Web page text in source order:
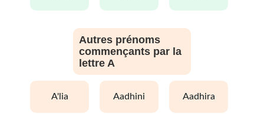
Autres prénoms
commençants par la
lettre A
a'lia aadhini aadhira